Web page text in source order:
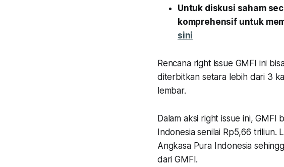
Untuk diskusi saham
komprehensif untuk
sini
Rencana right issue GMFI ini
diterbitkan setara lebih dari 3
lembar.
Dalam aksi right issue ini,
Indonesia senilai Rp5,66
Angkasa Pura Indonesia
dari GMFI.